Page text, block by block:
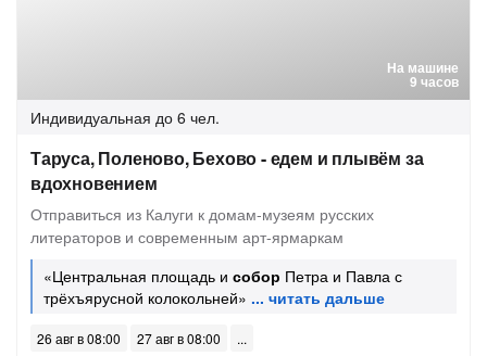
На машине
9 часов
Индивидуальная до 6 чел.
Таруса, Поленово, Бехово - едем и плывём за
вдохновением
Отправиться из Калуги к домам-музеям русских
литераторов и современным арт-ярмаркам
«Центральная площадь и собор Петра и Павла с
трёхъярусной колокольней»
26 авг в 08:00
27 авг в 08:00